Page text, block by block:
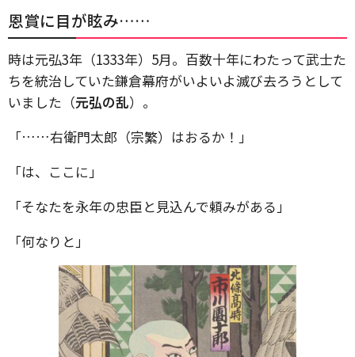
恩賞に目が眩み……
時は元弘3年（1333年）5月。百数十年にわたって武士た
ちを統治していた鎌倉幕府がいよいよ滅び去ろうとして
いました（元弘の乱）。
「……右衛門太郎（宗繁）はおるか！」
「は、ここに」
「そなたを永年の忠臣と見込んで頼みがある」
「何なりと」